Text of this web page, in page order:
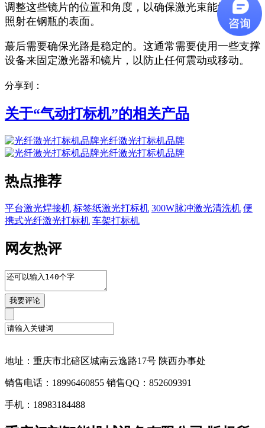
调整这些镜片的位置和角度，以确保激光束能够均匀地
照射在钢瓶的表面。
蕞后需要确保光路是稳定的。这通常需要使用一些支撑
设备来固定激光器和镜片，以防止任何震动或移动。
分享到：
关于“气动打标机”的相关产品
光纤激光打标机品牌
光纤激光打标机品牌
热点推荐
平台激光焊接机 标签纸激光打标机 300W脉冲激光清洗机 便
携式光纤激光打标机 车架打标机
网友热评
地址：重庆市北碚区城南云逸路17号 陕西办事处
销售电话：18996460855 销售QQ：852609391
手机：18983184488